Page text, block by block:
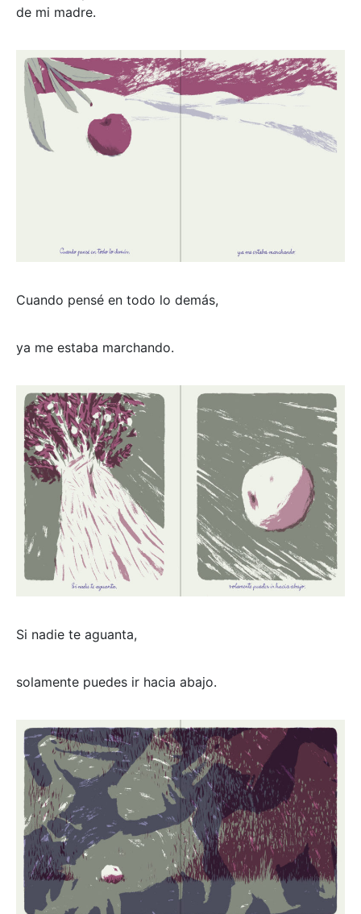
de mi madre.
Cuando pensé en todo lo demás,
ya me estaba marchando.
Si nadie te aguanta,
solamente puedes ir hacia abajo.